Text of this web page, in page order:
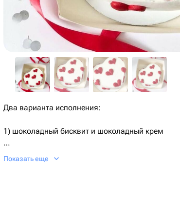
Два варианта исполнения:
1) шоколадный бисквит и шоколадный крем
2) ванильный бисквит, ванильный крем.
Показать еще